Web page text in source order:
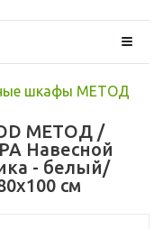
шкафы МЕТОД
МЕТОД /
Навесной
- белый/
см